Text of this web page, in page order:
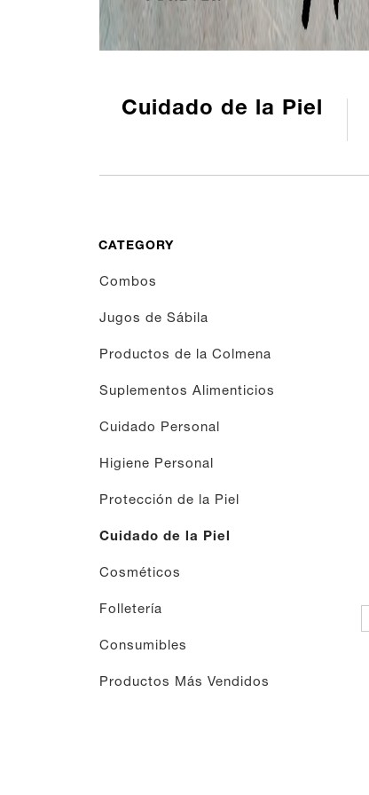
Cuidado de la Piel
CATEGORY
Combos
Jugos de Sábila
Productos de la Colmena
Suplementos Alimenticios
Cuidado Personal
Higiene Personal
Protección de la Piel
Cuidado de la Piel
Cosméticos
Folletería
Consumibles
Productos Más Vendidos